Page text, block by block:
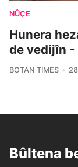
NÛÇE
Hunera
de vedijîn -
BOTAN TIMES
Bûltena